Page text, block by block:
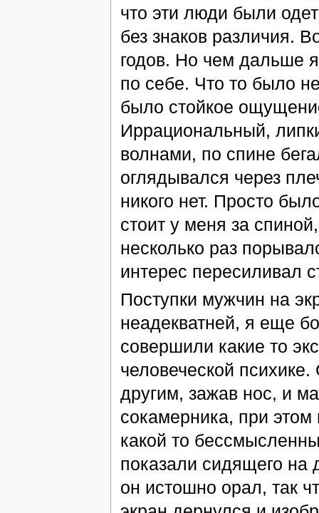
что эти люди были
без знаков различия.
годов. Но чем дальше
по себе. Что то было
было стойкое
Иррациональный,
волнами, по спине
оглядывался через
никого нет. Просто
стоит у меня за
несколько раз
интерес пересиливал
Поступки мужчин на
неадекватней, я еще
совершили какие то
человеческой
другим, зажав нос, и
сокамерника, при
какой то
показали сидящего на
он истошно орал, так